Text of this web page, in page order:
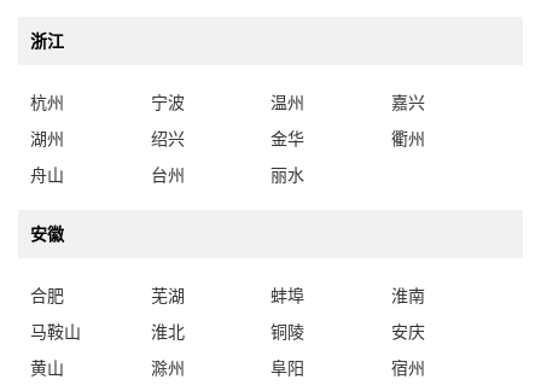
浙江
杭州 宁波 温州
嘉兴
湖州
绍兴 金华
衢州
舟山
台州 丽水
安徽
合肥 芜湖 蚌埠
淮南
马鞍山
淮北 铜陵
安庆
黄山
滁州 阜阳
宿州